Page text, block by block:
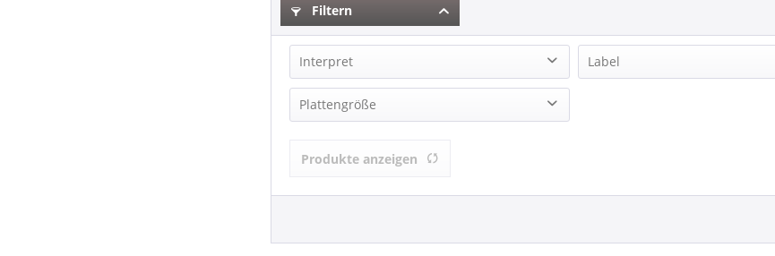
Filtern
Interpret
BUCHANAN, Roy (2)
Roy Buchanan (11)
Label
ESSENTIAL MEDIA MOD (1)
Made In Germany (3)
Plattengröße
Produkte anzeigen